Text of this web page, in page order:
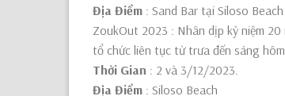
Địa Điểm : Sand Bar tại Siloso Beach
ZoukOut 2023 : Nhân dịp kỷ niệm
tổ chức liên tục từ trưa đến sáng
Thời Gian : 2 và 3/12/2023.
Địa Điểm : Siloso Beach